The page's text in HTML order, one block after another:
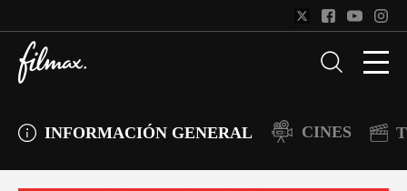
INFORMACIÓN GENERAL CINES